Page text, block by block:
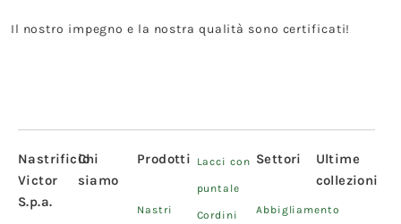
Il nostro impegno e la nostra qualità sono certificati!
Nastrificio
Victor
S.p.a.
Chi
siamo
Prodotti
Nastri
Lacci con
puntale
Cordini
Settori
Abbigliamento
Ultime
collezioni